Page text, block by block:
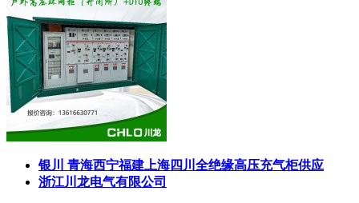
银川 青海西宁福建上海四川全绝缘高压充气柜供应
浙江川龙电气有限公司